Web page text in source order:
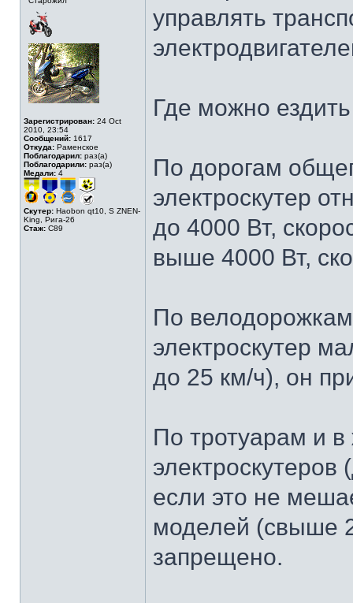
Зарегистрирован: 24 Oct
2010, 23:54
Сообщений: 1617
Откуда: Раменское
Поблагодарил: раз(а)
Поблагодарили: раз(а)
Медали: 4
Скутер: Haobon qt10, S ZNEN-
King, Рига-26
Стаж: C89
управлять
Где можно ездить
По дорогам
электроскутер
до 4000 Вт,
выше 4000 Вт,
По
электроскутер
до 25 км/ч), он
По тротуарам и
если это не
моделей (свыше
запрещено.